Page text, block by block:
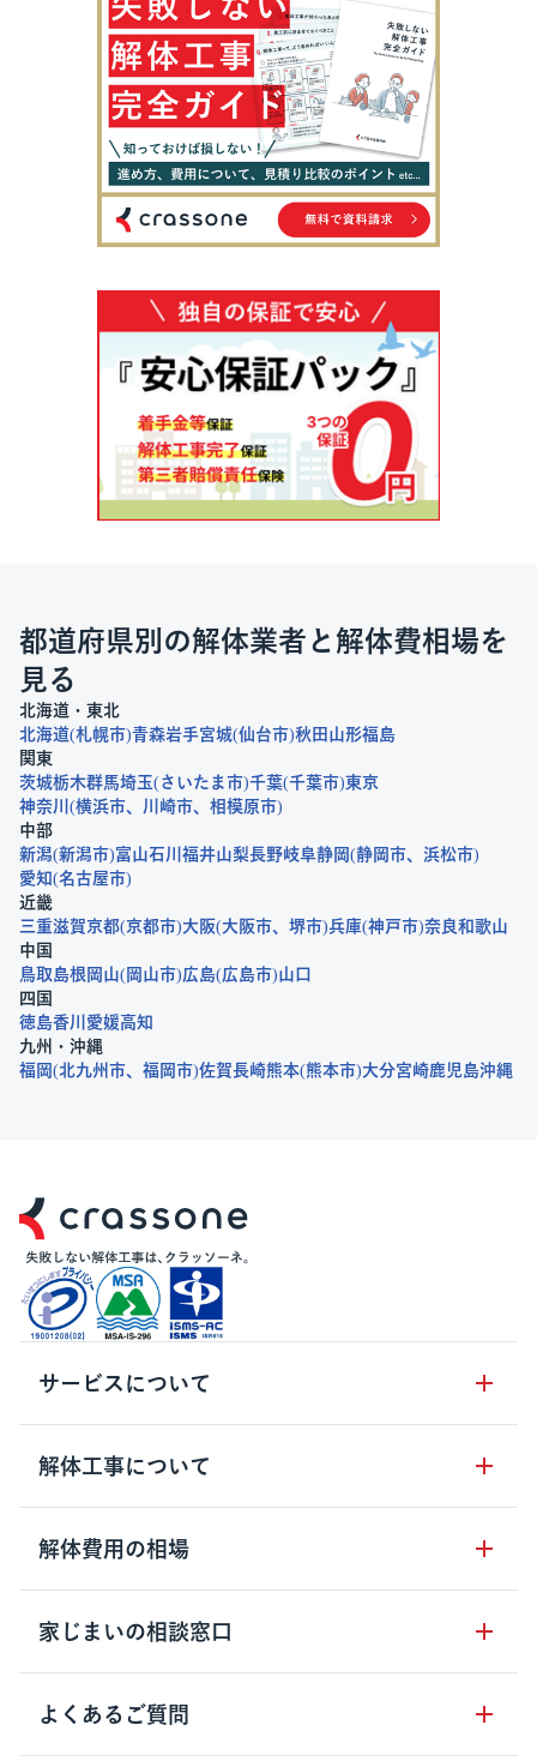
都道府県別の解体業者と解体費相場を
見る
北海道・東北
北海道 札幌市 青森岩手宮城 仙台市 秋田 山形福島
関東
茨城栃木群馬埼玉 さいたま市 千葉 千葉市 東京
神奈川
横浜市 川崎市
相模原市
中部
新潟 新潟市 富山石川 福井山梨長野岐阜静岡 静岡市
浜松市
愛知 名古屋市
近畿
三重滋賀京都 京都市 大阪 大阪市 堺市 兵庫 神戸市 奈良和歌山
中国
鳥取島根 岡山 岡山市 広島 広島市 山口
四国
徳島香川 愛媛高知
九州・沖縄
福岡
北九州市 福岡市 佐賀長崎熊本 熊本市 大分宮崎鹿児島沖縄
サービスについて
サービスの流れ
サービスのメリット
クラッソーネの自治体連携
解体工事について
解体工事の基礎知識
解体工事に関わる法律
用語集
解体費用の相場
木造住宅の相場
鉄骨造住宅の相場
RC造住宅の相場
家じまいの相談窓口
家じまいの相談窓口
よくあるご質問